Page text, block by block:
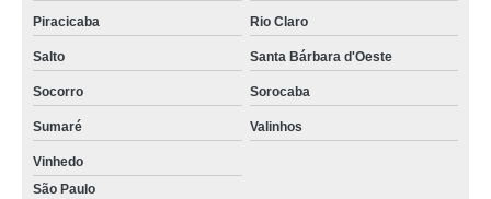
Piracicaba Rio Claro
Salto Santa Bárbara d'Oeste
Socorro Sorocaba
Sumaré Valinhos
Vinhedo
São Paulo